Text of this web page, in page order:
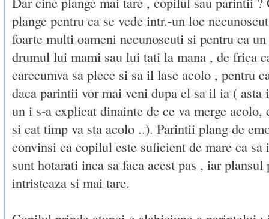
plange pentru ca se vede intr.-un loc
foarte multi oameni necunoscuti si pentru ca
drumul lui mami sau lui tati la mana , de frica
carecumva sa plece si sa il lase acolo , pentru
daca parintii vor mai veni dupa el sa il ia ( asta
un i s-a explicat dinainte de ce va merge acolo,
si cat timp va sta acolo ..). Parintii plang de
convinsi ca copilul este suficient de mare ca
sunt hotarati inca sa faca acest pas , iar
intristeaza si mai tare.